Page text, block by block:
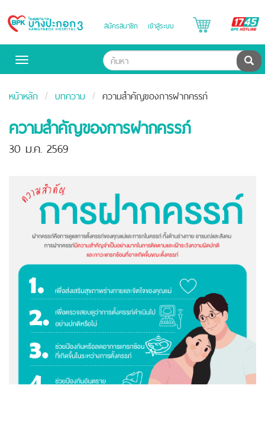
Bangpakok
สมัครสมาชิก เข้าสู่ระบบ
Toggle
ค้น
หน้าหลัก บทความ ความสำคัญของการฝากครรภ์
ความสำคัญของการฝากครรภ์
30 ม.ค. 2569